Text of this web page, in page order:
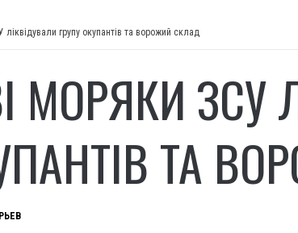
ліквідували групу окупантів та ворожий склад
МОРЯКИ ЗСУ
ТА